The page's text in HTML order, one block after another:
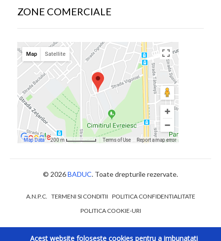
ZONE COMERCIALE
© 2026BADUC. Toate drepturile rezervate.
A.N.P.C. TERMENI SI CONDITII POLITICA CONFIDENTIALITATE
POLITICA COOKIE-URI
Acest website foloseste cookies pentru a imbunatati